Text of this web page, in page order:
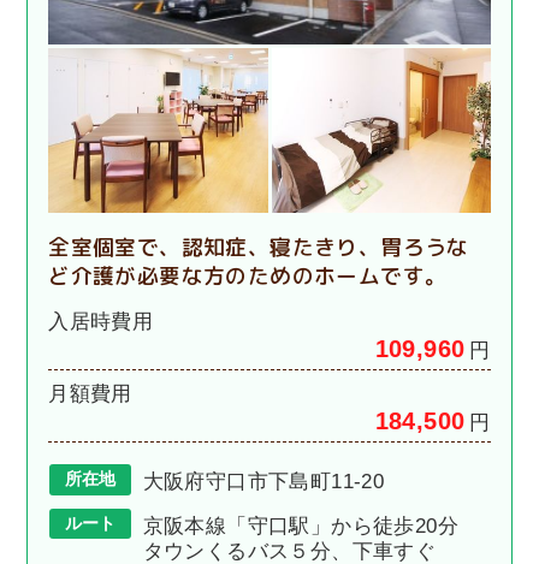
全室個室で、認知症、寝たきり、胃ろうな
ど介護が必要な方のためのホームです。
入居時費用
109,960 円
月額費用
184,500 円
所在地 大阪府守口市下島町11-20
ルート
京阪本線「守口駅」から徒歩20分
タウンくるバス５分、下車すぐ